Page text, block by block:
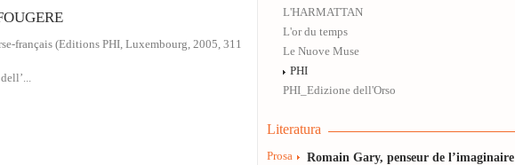
français (Editions PHI, Luxembourg, 2005, 311
L'HARMATTAN
L'or du temps
Le Nuove Muse
PHI
PHI_Edizione dell'Orso
Literatura
Prosa Romain Gary, penseur de l’imaginaire